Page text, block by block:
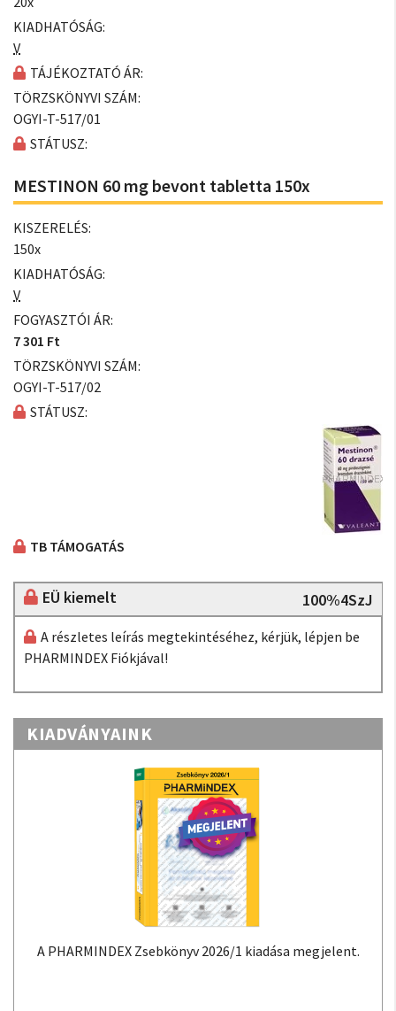
KIADHATÓSÁG:
V
TÁJÉKOZTATÓ ÁR:
TÖRZSKÖNYVI SZÁM:
OGYI-T-517/01
STÁTUSZ:
MESTINON 60 mg bevont tabletta 150x
KISZERELÉS:
150x
KIADHATÓSÁG:
V
FOGYASZTÓI ÁR:
7 301 Ft
TÖRZSKÖNYVI SZÁM:
OGYI-T-517/02
STÁTUSZ:
TB TÁMOGATÁS
EÜ kiemelt 100%4SzJ
A részletes leírás megtekintéséhez, kérjük, lépjen be
PHARMINDEX Fiókjával!
KIADVÁNYAINK
A PHARMINDEX Zsebkönyv 2026/1 kiadása megjelent.